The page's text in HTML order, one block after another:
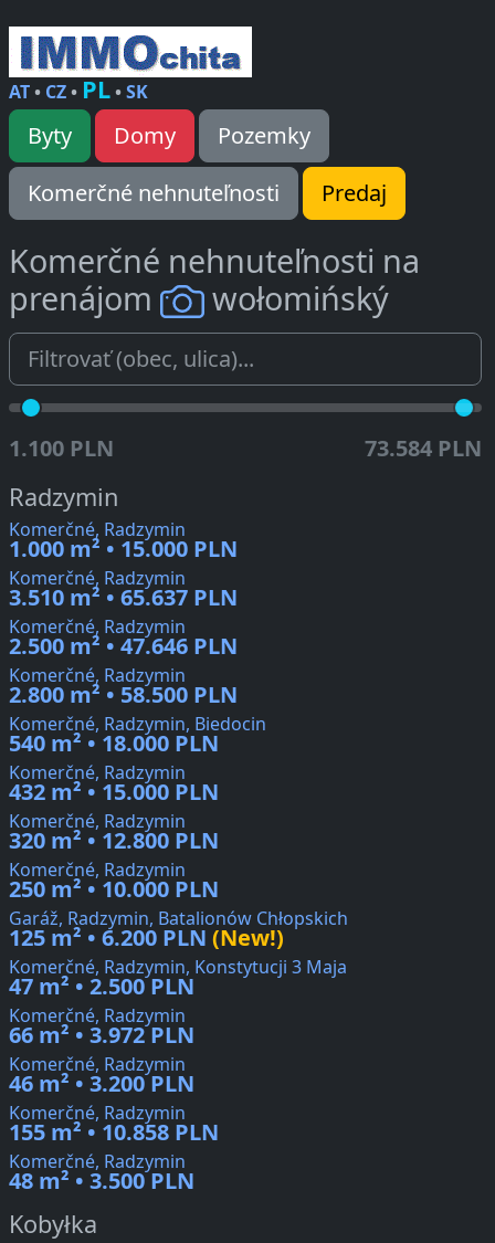
AT• CZ• PL•SK
Byty Domy
Pozemky
Komerčné nehnuteľnosti
Predaj
Komerčné nehnuteľnosti na
prenájom
wołomińský
1.100 PLN 73.584 PLN
Radzymin
Komerčné, Radzymin
1.000 m² • 15.000 PLN
Komerčné, Radzymin
3.510 m² • 65.637 PLN
Komerčné, Radzymin
2.500 m² • 47.646 PLN
Komerčné, Radzymin
2.800 m² • 58.500 PLN
Komerčné, Radzymin, Biedocin
540 m² • 18.000 PLN
Komerčné, Radzymin
432 m² • 15.000 PLN
Komerčné, Radzymin
320 m² • 12.800 PLN
Komerčné, Radzymin
250 m² • 10.000 PLN
Garáž, Radzymin, Batalionów Chłopskich
125 m² • 6.200 PLN (New!)
Komerčné, Radzymin, Konstytucji 3 Maja
47 m² • 2.500 PLN
Komerčné, Radzymin
66 m² • 3.972 PLN
Komerčné, Radzymin
46 m² • 3.200 PLN
Komerčné, Radzymin
155 m² • 10.858 PLN
Komerčné, Radzymin
48 m² • 3.500 PLN
Kobyłka